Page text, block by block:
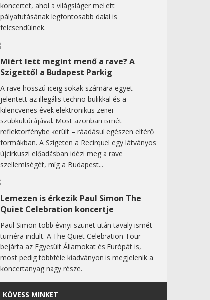
koncertet, ahol a világsláger mellett
pályafutásának legfontosabb dalai is
felcsendülnek.
Miért lett megint menő a rave? A
Szigettől a Budapest Parkig
A rave hosszú ideig sokak számára egyet
jelentett az illegális techno bulikkal és a
kilencvenes évek elektronikus zenei
szubkultúrájával. Most azonban ismét
reflektorfénybe került – ráadásul egészen eltérő
formákban. A Szigeten a Recirquel egy látványos
újcirkuszi előadásban idézi meg a rave
szellemiségét, míg a Budapest...
Lemezen is érkezik Paul Simon The
Quiet Celebration koncertje
Paul Simon több évnyi szünet után tavaly ismét
turnéra indult. A The Quiet Celebration Tour
bejárta az Egyesült Államokat és Európát is,
most pedig többféle kiadványon is megjelenik a
koncertanyag nagy része.
KÖVESS MINKET